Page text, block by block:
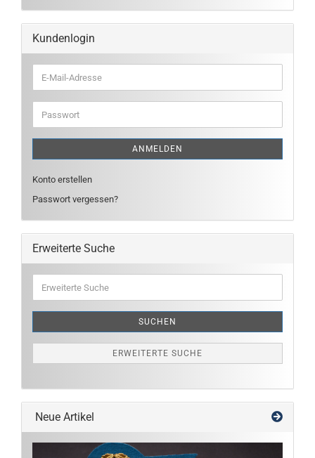
Kundenlogin
E-
Mail-
Adresse
Passwort
ANMELDEN
Konto erstellen
Passwort vergessen?
Erweiterte Suche
Suche
SUCHEN
ERWEITERTE SUCHE
Neue Artikel